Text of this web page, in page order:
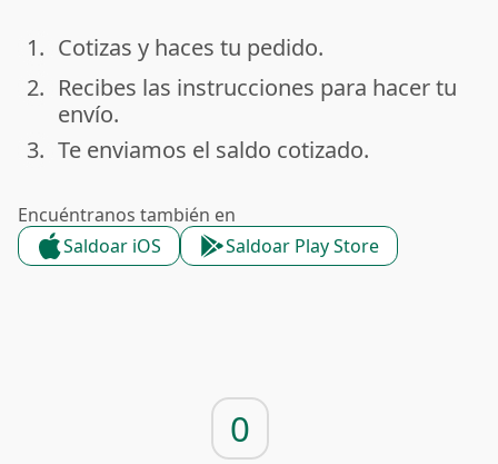
done
1. Cotizas y haces tu pedido.
done
2. Recibes las instrucciones para hacer tu
envío.
done
3. Te enviamos el saldo cotizado.
Encuéntranos también en
Saldoar iOS
Saldoar Play Store
0